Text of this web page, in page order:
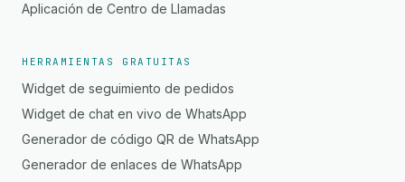
Aplicación de Centro de Llamadas
HERRAMIENTAS GRATUITAS
Widget de seguimiento de pedidos
Widget de chat en vivo de WhatsApp
Generador de código QR de WhatsApp
Generador de enlaces de WhatsApp